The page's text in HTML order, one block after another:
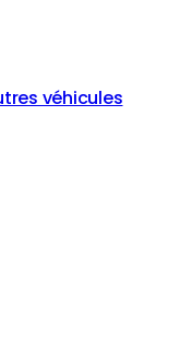
véhicules